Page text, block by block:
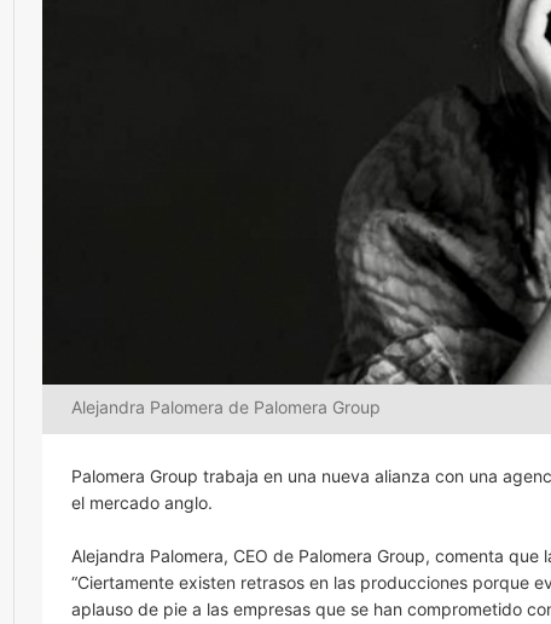
Alejandra Palomera de Palomera Group
Palomera Group trabaja en una nueva alianza con una
el mercado anglo.
Alejandra Palomera, CEO de Palomera Group, comenta
“Ciertamente existen retrasos en las producciones porque
aplauso de pie a las empresas que se han comprometido